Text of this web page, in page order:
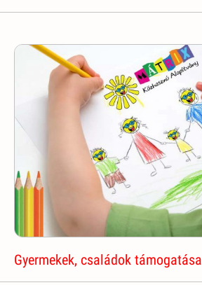
Gyermekek, családok támogatása